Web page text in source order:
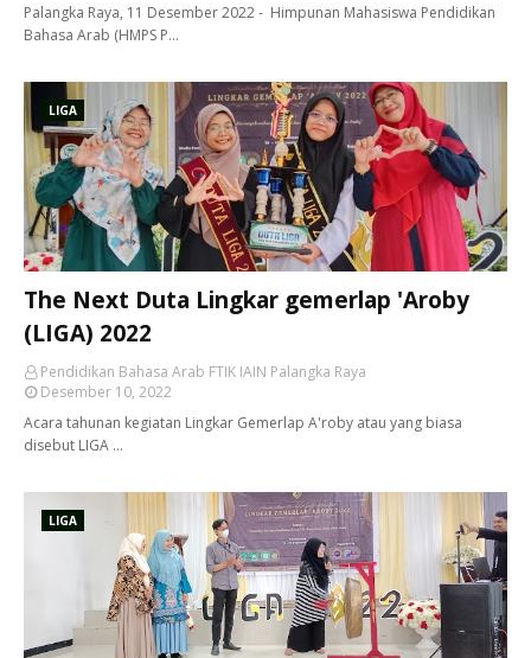
Palangka Raya, 11 Desember 2022 - Himpunan Mahasiswa Pendidikan
Bahasa Arab (HMPS P…
LIGA
The Next Duta Lingkar gemerlap 'Aroby
(LIGA) 2022
Pendidikan Bahasa Arab FTIK IAIN Palangka Raya
Desember 10, 2022
Acara tahunan kegiatan Lingkar Gemerlap A'roby atau yang biasa
disebut LIGA …
LIGA